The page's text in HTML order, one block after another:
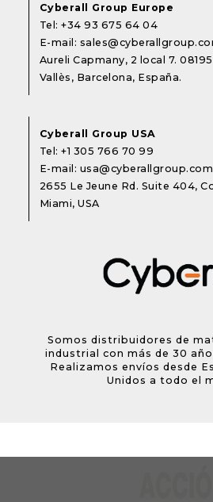
Cyberall Group Europe
Tel:+34 93 675 64 04
E-mail:
Aureli Capmany, 2 local 7.
Vallès, Barcelona, España.
Cyberall Group USA
Tel:+1 305 766 70 99
E-mail: usa@cyberallgroup.com
2655 Le Jeune Rd. Suite 404,
Miami, USA
Somos distribuidores de
industrial con más de 30
Realizamos envíos desde
Unidos a todo el